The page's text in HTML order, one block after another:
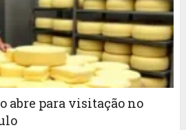
abre para visitação no